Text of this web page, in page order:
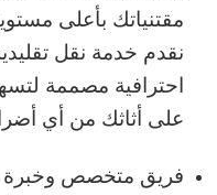
مقتنياتك بأعلى
نقدم خدمة نقل
احترافية مصممة
على أثاثك من أي
فريق متخصص وخبرة